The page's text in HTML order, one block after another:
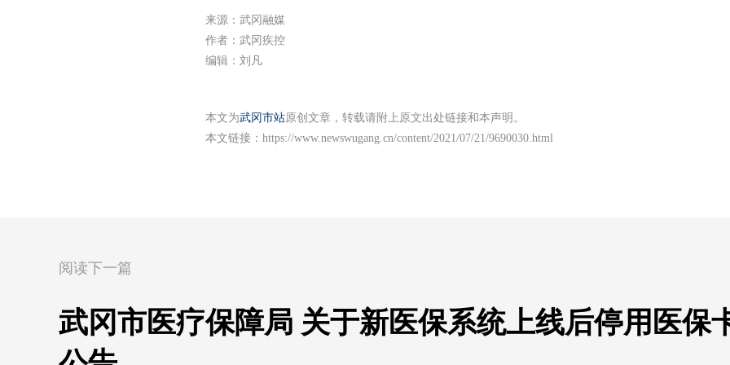
来源：武冈融媒
作者：武冈疾控
编辑：刘凡
本文为武冈市站原创文章，转载请附上原文出处链接和本声明。
本文链接： https://www.newswugang.cn/content/2021/07/21/9690030.html
阅读下一篇
武冈市医疗保障局 关于新医保系统上线后停用医保